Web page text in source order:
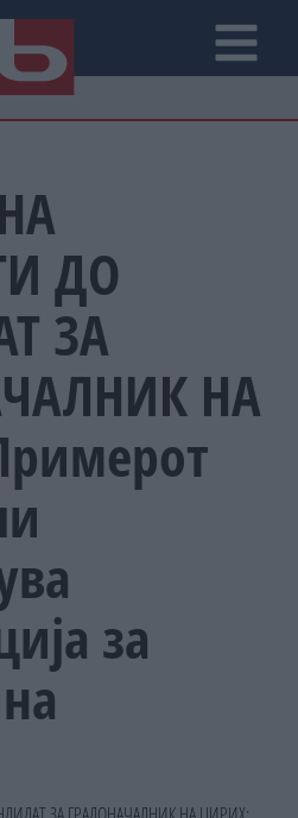
ДО
ЗА
НА
за